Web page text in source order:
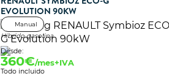
EVOLUTION 90KW
Manual
Híbrido gasolina
Desde:
360€/mes+IVA
Todo incluido